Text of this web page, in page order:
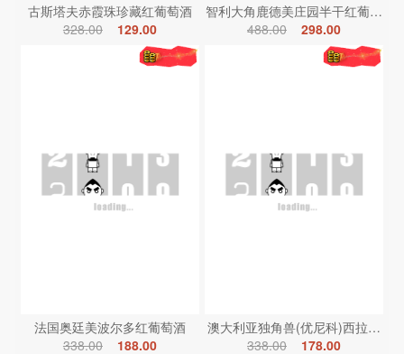
古斯塔夫赤霞珠珍藏红葡萄酒
328.00
129.00
智利大角鹿德美庄园半干红葡萄酒
488.00
298.00
法国奥廷美波尔多红葡萄酒
338.00
188.00
澳大利亚独角兽(优尼科)西拉红葡
338.00
178.00